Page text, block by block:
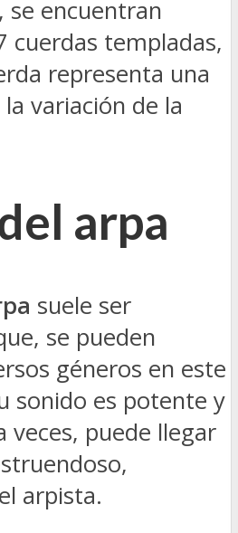
se encuentran
cuerdas templadas,
representa una
variación de la
arpa
suele ser
se pueden
géneros en este
sonido es potente y
veces, puede llegar
arpista.